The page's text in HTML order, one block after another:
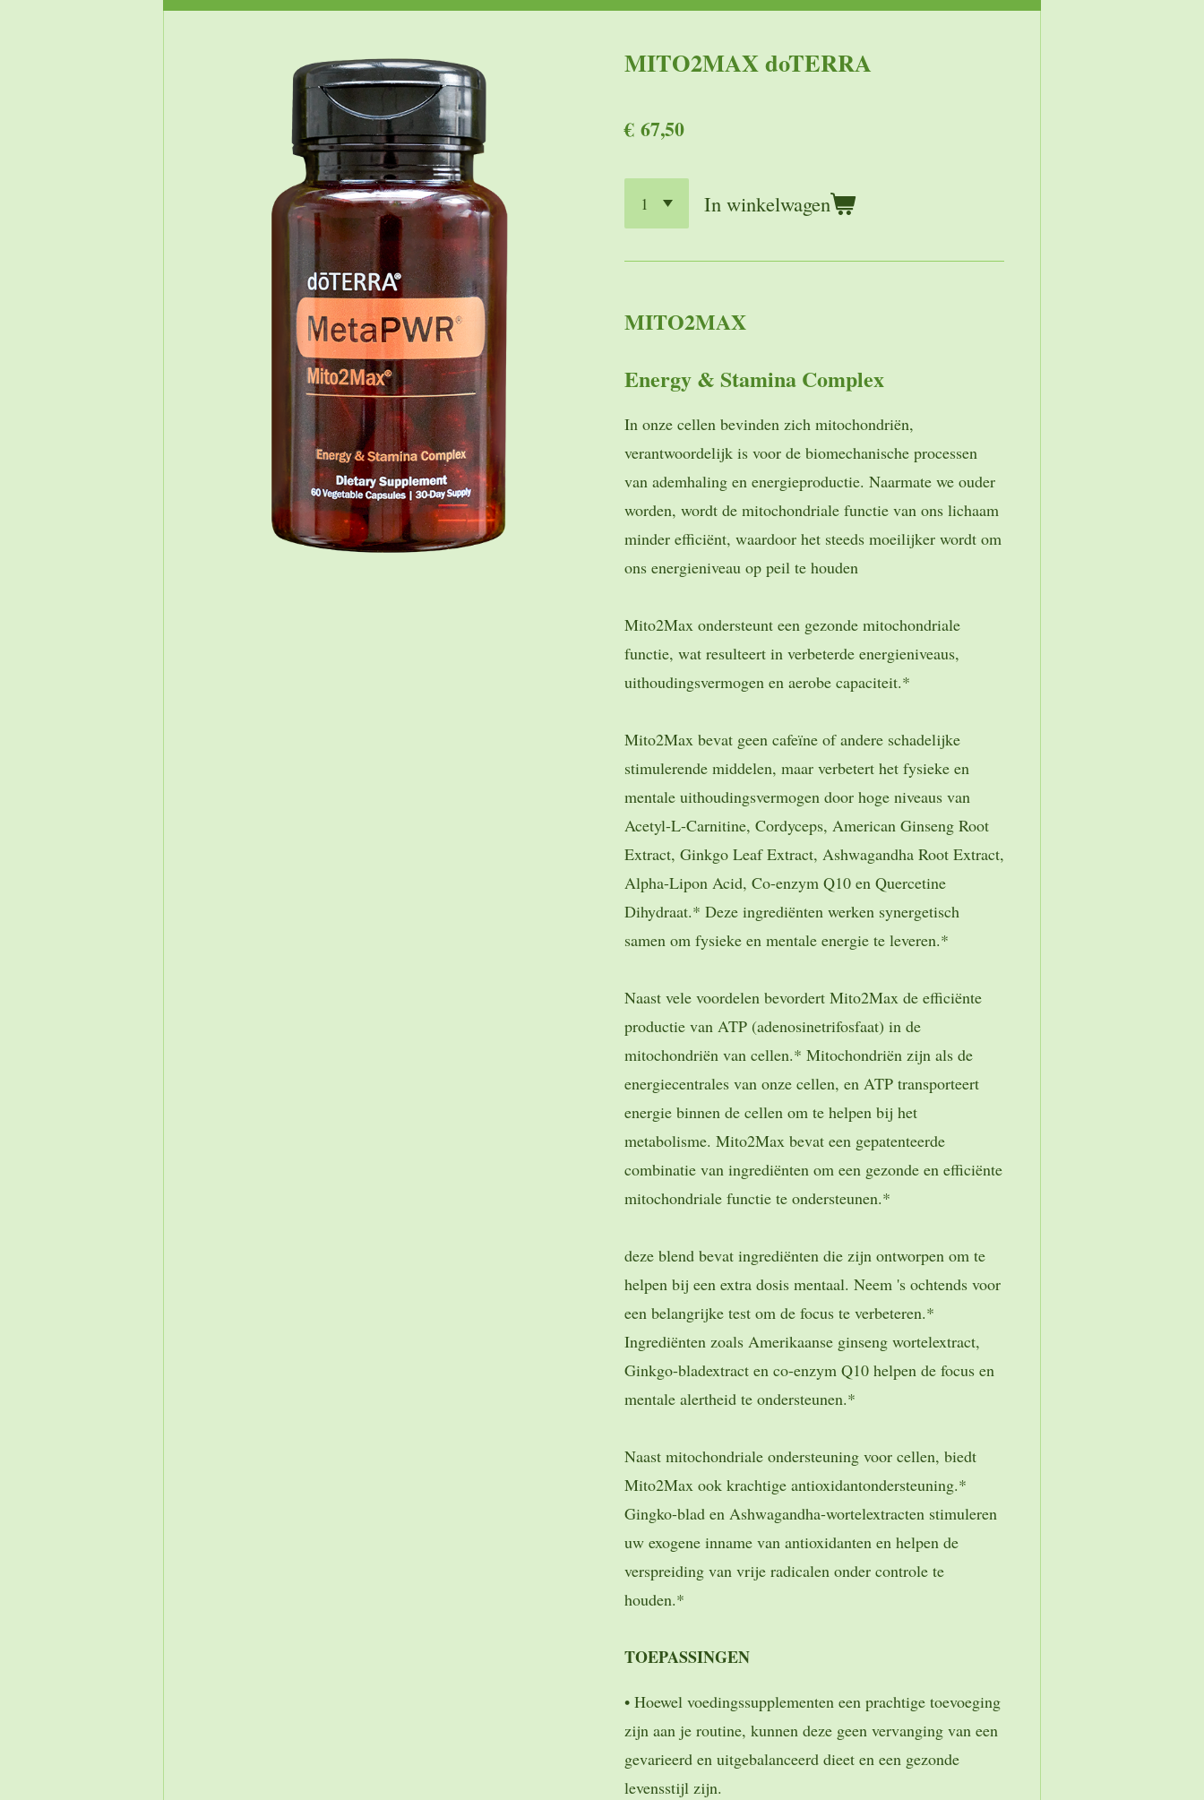
MITO2MAX doTERRA
€ 67,50
In winkelwagen
MITO2MAX
Energy & Stamina Complex
In onze cellen bevinden zich mitochondriën,
verantwoordelijk is voor de biomechanische processen
van ademhaling en energieproductie. Naarmate we ouder
worden, wordt de mitochondriale functie van ons lichaam
minder efficiënt, waardoor het steeds moeilijker wordt om
ons energieniveau op peil te houden
Mito2Max ondersteunt een gezonde mitochondriale
functie, wat resulteert in verbeterde energieniveaus,
uithoudingsvermogen en aerobe capaciteit.*
Mito2Max bevat geen cafeïne of andere schadelijke
stimulerende middelen, maar verbetert het fysieke en
mentale uithoudingsvermogen door hoge niveaus van
Acetyl-L-Carnitine, Cordyceps, American Ginseng Root
Extract, Ginkgo Leaf Extract, Ashwagandha Root Extract,
Alpha-Lipon Acid, Co-enzym Q10 en Quercetine
Dihydraat.* Deze ingrediënten werken synergetisch
samen om fysieke en mentale energie te leveren.*
Naast vele voordelen bevordert Mito2Max de efficiënte
productie van ATP (adenosinetrifosfaat) in de
mitochondriën van cellen.* Mitochondriën zijn als de
energiecentrales van onze cellen, en ATP transporteert
energie binnen de cellen om te helpen bij het
metabolisme. Mito2Max bevat een gepatenteerde
combinatie van ingrediënten om een gezonde en efficiënte
mitochondriale functie te ondersteunen.*
deze blend bevat ingrediënten die zijn ontworpen om te
helpen bij een extra dosis mentaal. Neem 's ochtends voor
een belangrijke test om de focus te verbeteren.*
Ingrediënten zoals Amerikaanse ginseng wortelextract,
Ginkgo-bladextract en co-enzym Q10 helpen de focus en
mentale alertheid te ondersteunen.*
Naast mitochondriale ondersteuning voor cellen, biedt
Mito2Max ook krachtige antioxidantondersteuning.*
Gingko-blad en Ashwagandha-wortelextracten stimuleren
uw exogene inname van antioxidanten en helpen de
verspreiding van vrije radicalen onder controle te
houden.*
TOEPASSINGEN
• Hoewel voedingssupplementen een prachtige toevoeging
zijn aan je routine, kunnen deze geen vervanging van een
gevarieerd en uitgebalanceerd dieet en een gezonde
levensstijl zijn.